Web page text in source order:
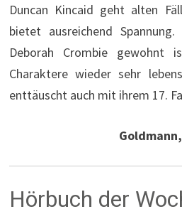
Duncan Kincaid geht alten
bietet ausreichend
Deborah Crombie gewohnt
Charaktere wieder sehr
enttäuscht auch mit ihrem 17.
Hörbuch der